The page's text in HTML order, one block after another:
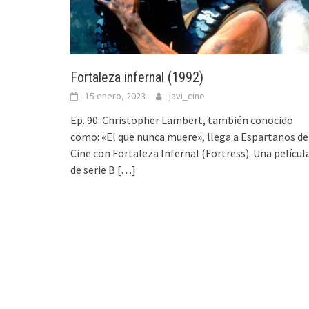
Fortaleza infernal (1992)
15 enero, 2023 javi_cine
Ep. 90. Christopher Lambert, también conocido
como: «El que nunca muere», llega a Espartanos
Cine con Fortaleza Infernal (Fortress). Una
de serie B […]